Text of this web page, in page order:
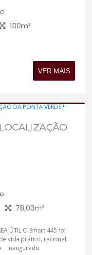
100m²
VER MAIS
78,03m²
ÚTIL O Smart 445 foi
vida prático, racional,
Inaugurado